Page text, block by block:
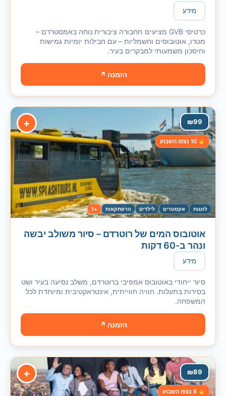
מידע
כרטיסי GVB מציעים תחבורה ציבורית נוחה באמסטרדם –
מטרו, אוטובוסים וחשמליות – עם חבילות יומיות גמישות
וחיסכון משמעותי למבקרים בעיר.
הזמנה ↗
+ 99
₪
לזוגות אקסטרים לילדים הרפתקאות +1
אוטובוס המים של רוטרדם – סיור משולב יבשה
ונהר ב-60 דקות
מידע
סיור ייחודי באוטובוס אמפיבי ברוטרדם, משלב נסיעה בעיר ושט
בסירות בתעלות. חוויה חווייתית, אינטראקטיבית ומיוחדת לכל
המשפחה.
הזמנה ↗
+ 89
₪